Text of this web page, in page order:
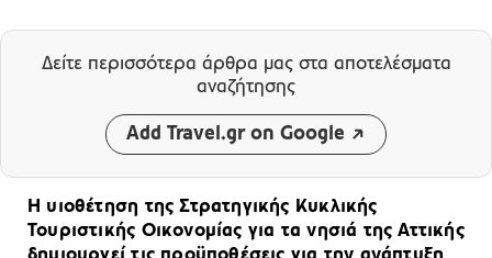
Δείτε περισσότερα άρθρα μας στα αποτελέσματα
αναζήτησης
Add Travel.gr on Google
Η υιοθέτηση της Στρατηγικής Κυκλικής
Τουριστικής Οικονομίας για τα νησιά της Αττικής